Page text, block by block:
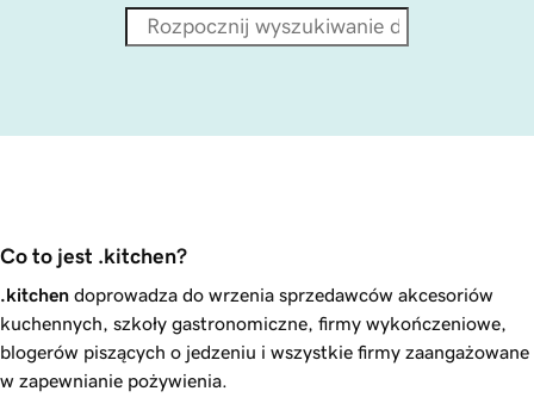
Co to jest .kitchen?
.kitchen doprowadza do wrzenia sprzedawców akcesoriów
kuchennych, szkoły gastronomiczne, firmy wykończeniowe,
blogerów piszących o jedzeniu i wszystkie firmy zaangażowane
w zapewnianie pożywienia.